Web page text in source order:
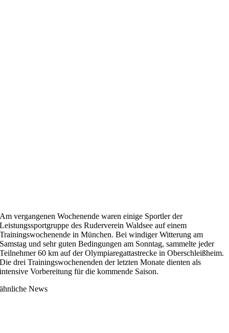
Am vergangenen Wochenende waren einige Sportler der
Leistungssportgruppe des Ruderverein Waldsee auf einem
Trainingswochenende in München. Bei windiger Witterung am
Samstag und sehr guten Bedingungen am Sonntag, sammelte jeder
Teilnehmer 60 km auf der Olympiaregattastrecke in Oberschleißheim.
Die drei Trainingswochenenden der letzten Monate dienten als
intensive Vorbereitung für die kommende Saison.
ähnliche News